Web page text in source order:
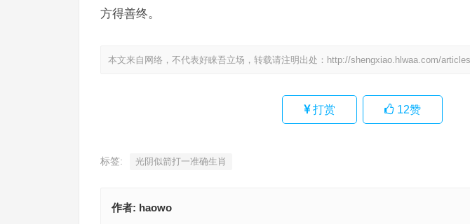
方得善终。
本文来自网络，不代表好睐吾立场，转载请注明出处： http://shengxiao.hlwaa.com/
打赏 12赞
标签: 光阴似箭打一准确生肖
作者: haowo